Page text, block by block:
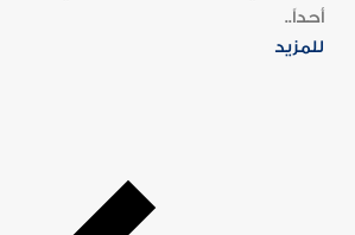
أحداً..
للمزيد